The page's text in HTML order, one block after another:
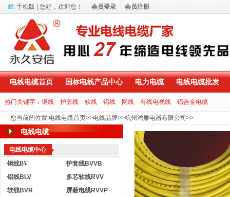
电线电缆首页 国标电线产品中心 电力电缆 电线电缆批发
热门关键字： 铜线 护套线 软线 铝线 网线 有线电视线 铝合金电缆
您当前的位置:电线电缆首页>>电线品牌>>杭州鸿雁电器有限公司 >>
电线电缆
电线电缆中心
铜线BV
护套线BVVB
铝线BLV
多芯软线RVV
软线BVR
屏蔽电线RVVP
手机版 | 您好， 欢迎您！ 会员登录 会员注册